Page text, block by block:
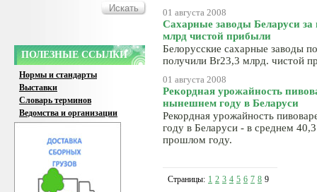
ПОЛЕЗНЫЕ ССЫЛКИ
Нормы и стандарты
Выставки
Словарь терминов
Ведомства и организации
01 августа 2008
Сахарные заводы Беларуси за
млрд чистой прибыли
Белорусские сахарные заводы
получили Br23,3 млрд. чистой
01 августа 2008
Рекордная урожайность
нынешнем году в Беларуси
Рекордная урожайность
году в Беларуси - в среднем
прошлом году.
Страницы: 1 2 3 4 5 6 7 8 9